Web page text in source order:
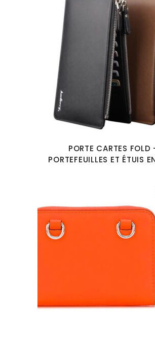
PORTE CARTES FOLD
PORTEFEUILLES ET ÉTUIS